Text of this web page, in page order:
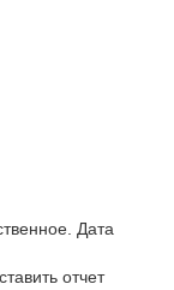
Дата
отчет